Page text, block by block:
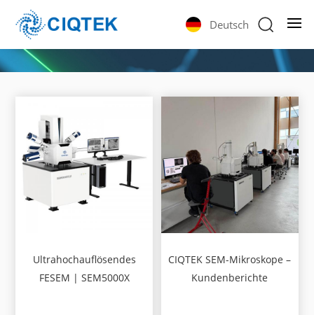
Deutsch
Ultrahochauflösendes
FESEM | SEM5000X
CIQTEK SEM-Mikroskope –
Kundenberichte